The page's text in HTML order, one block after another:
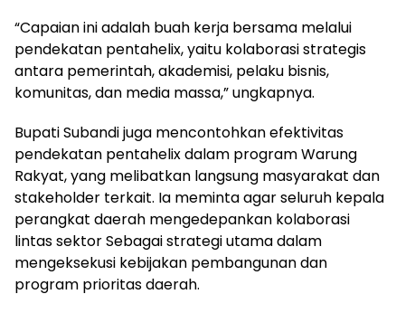
“Capaian ini adalah buah kerja bersama melalui
pendekatan pentahelix, yaitu kolaborasi strategis
antara pemerintah, akademisi, pelaku bisnis,
komunitas, dan media massa,” ungkapnya.
Bupati Subandi juga mencontohkan efektivitas
pendekatan pentahelix dalam program Warung
Rakyat, yang melibatkan langsung masyarakat dan
stakeholder terkait. Ia meminta agar seluruh kepala
perangkat daerah mengedepankan kolaborasi
lintas sektor Sebagai strategi utama dalam
mengeksekusi kebijakan pembangunan dan
program prioritas daerah.